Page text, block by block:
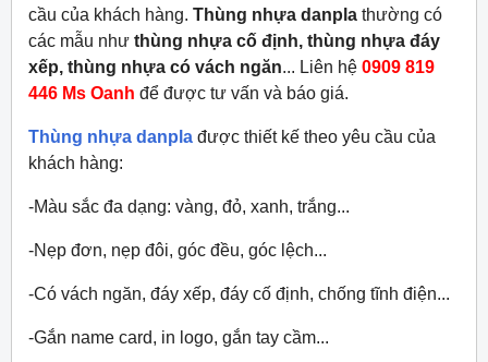
cầu của khách hàng. Thùng nhựa danpla thường có
các mẫu như thùng nhựa cố định, thùng nhựa đáy
xếp, thùng nhựa có vách ngăn... Liên hệ 0909 819
446 Ms Oanh để được tư vấn và báo giá.
Thùng nhựa danpla được thiết kế theo yêu cầu của
khách hàng:
-Màu sắc đa dạng: vàng, đỏ, xanh, trắng...
-Nẹp đơn, nẹp đôi, góc đều, góc lệch...
-Có vách ngăn, đáy xếp, đáy cố định, chống tĩnh điện...
-Gắn name card, in logo, gắn tay cầm...